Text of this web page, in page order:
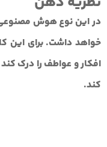
در این نوع هوش مصنوعی
خواهد داشت. برای این
افکار و عواطف را درک
کند.